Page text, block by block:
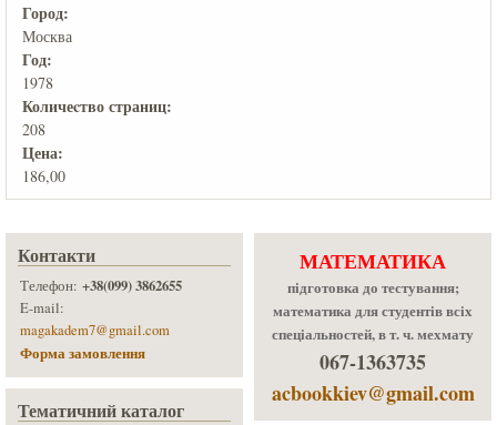
Город:
Москва
Год:
1978
Количеcтво страниц:
208
Цена:
186,00
Контакти
Телефон: +38(099) 3862655
E-mail:
magakadem7@gmail.com
Форма замовлення
Тематичний каталог
МАТЕМАТИКА
підготовка до тестування;
математика для студентів всіх
спеціальностей, в т. ч. мехмату
067-1363735
acbookkiev@gmail.com